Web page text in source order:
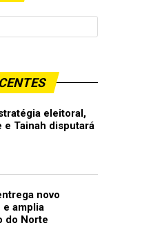
eleitoral,
Tainah disputará
novo
amplia
do Norte